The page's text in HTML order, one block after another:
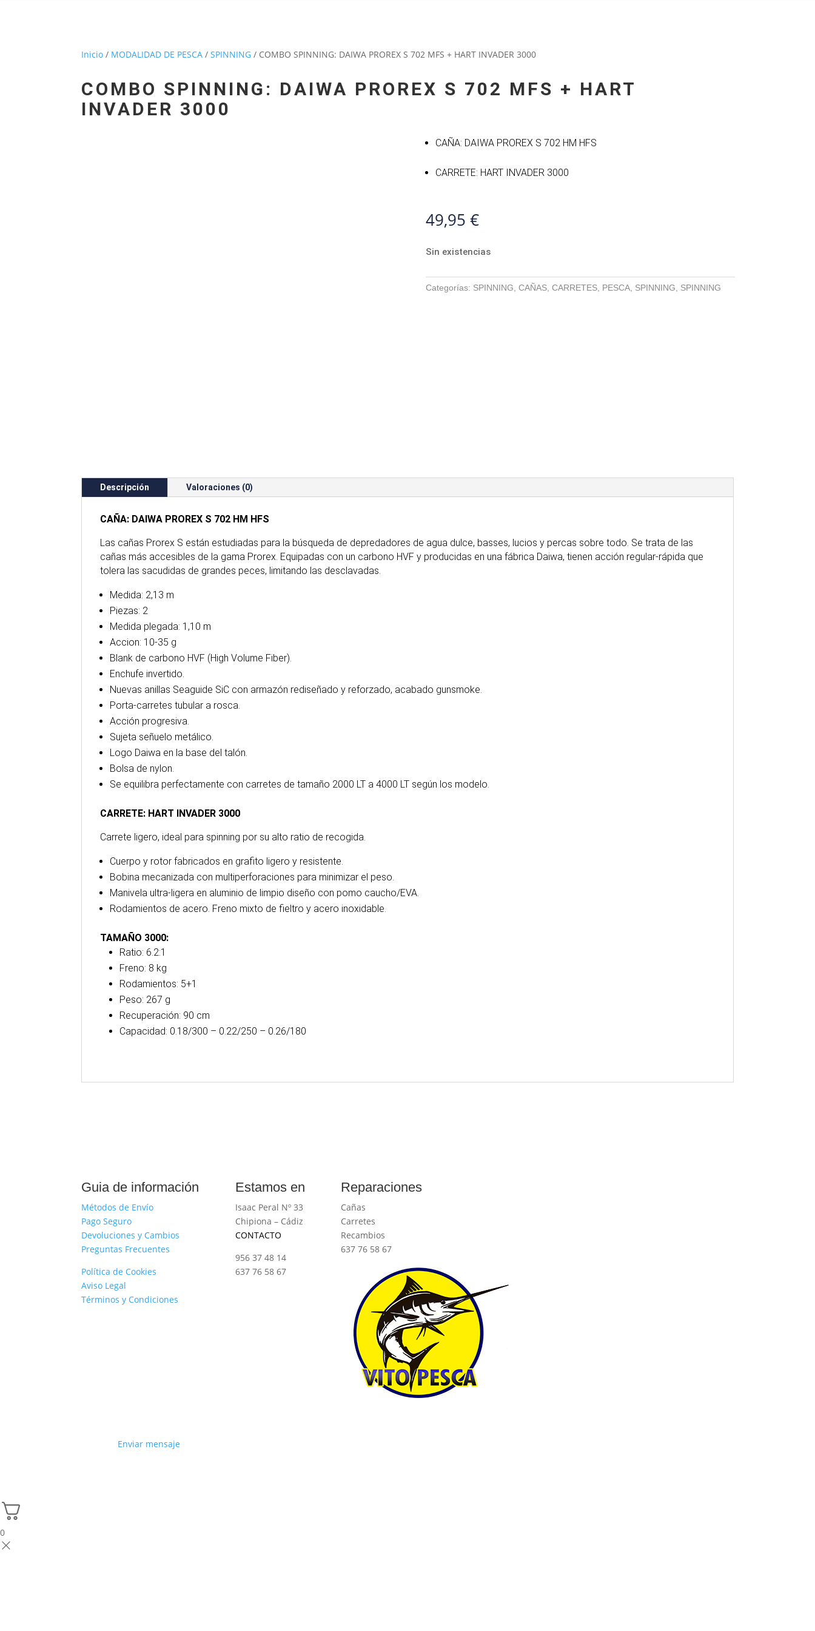
Inicio / MODALIDAD DE PESCA /SPINNING / COMBO SPINNING: DAIWA PROREX S 702 MFS + HART INVADER 3000
COMBO SPINNING: DAIWA PROREX S 702 MFS + HART
INVADER 3000
CAÑA: DAIWA PROREX S 702 HM HFS
CARRETE: HART INVADER 3000
49,95 €
Sin existencias
Categorías: SPINNING, CAÑAS, CARRETES, PESCA, SPINNING, SPINNING
Descripción Valoraciones (0)
CAÑA: DAIWA PROREX S 702 HM HFS
Las cañas Prorex S están estudiadas para la búsqueda de depredadores de agua dulce, basses, lucios y percas sobre todo. Se trata de las
cañas más accesibles de la gama Prorex. Equipadas con un carbono HVF y producidas en una fábrica Daiwa, tienen acción regular-rápida que
tolera las sacudidas de grandes peces, limitando las desclavadas.
Medida: 2,13 m
Piezas: 2
Medida plegada: 1,10 m
Accion: 10-35 g
Blank de carbono HVF (High Volume Fiber).
Enchufe invertido.
Nuevas anillas Seaguide SiC con armazón rediseñado y reforzado, acabado gunsmoke.
Porta-carretes tubular a rosca.
Acción progresiva.
Sujeta señuelo metálico.
Logo Daiwa en la base del talón.
Bolsa de nylon.
Se equilibra perfectamente con carretes de tamaño 2000 LT a 4000 LT según los modelo.
CARRETE: HART INVADER 3000
Carrete ligero, ideal para spinning por su alto ratio de recogida.
Cuerpo y rotor fabricados en grafito ligero y resistente.
Bobina mecanizada con multiperforaciones para minimizar el peso.
Manivela ultra-ligera en aluminio de limpio diseño con pomo caucho/EVA.
Rodamientos de acero. Freno mixto de fieltro y acero inoxidable.
TAMAÑO 3000:
Ratio: 6.2:1
Freno: 8 kg
Rodamientos: 5+1
Peso: 267 g
Recuperación: 90 cm
Capacidad: 0.18/300 – 0.22/250 – 0.26/180
Guia de información
Métodos de Envío
Pago Seguro
Devoluciones y Cambios
Preguntas Frecuentes
Política de Cookies
Aviso Legal
Términos y Condiciones
Estamos en
Isaac Peral Nº 33
Chipiona – Cádiz
CONTACTO
956 37 48 14
637 76 58 67
Reparaciones
Cañas
Carretes
Recambios
637 76 58 67
Enviar mensaje
0